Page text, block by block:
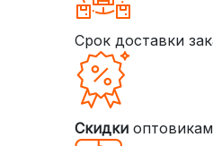
Срок доставки
Скидки